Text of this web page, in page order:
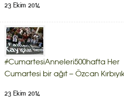
23 Ekim 2014
#CumartesiAnneleri500hafta Her
Cumartesi bir ağıt – Özcan
23 Ekim 2014